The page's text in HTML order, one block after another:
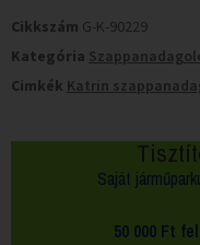
Cikkszám G-K-90229
Kategória
Cimkék Katrin
Saját
50 000 Ft